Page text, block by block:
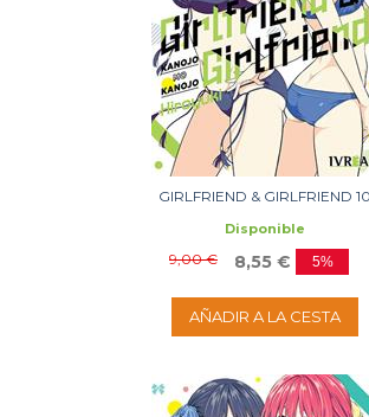
GIRLFRIEND & GIRLFRIEND 10
Disponible
9,00 € 8,55 € 5%
AÑADIR A LA CESTA